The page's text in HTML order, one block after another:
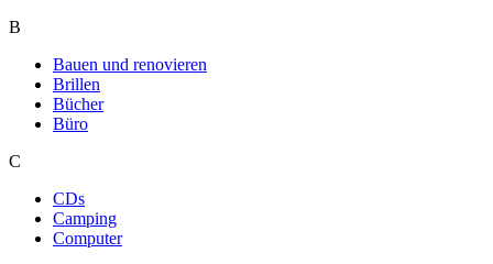
B
Bauen und renovieren
Brillen
Bücher
Büro
C
CDs
Camping
Computer